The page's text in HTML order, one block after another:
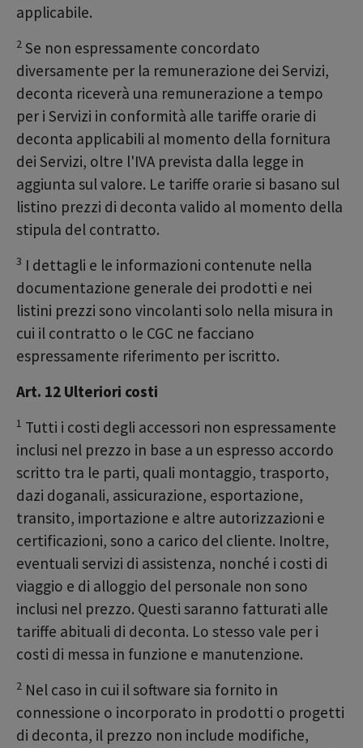
applicabile.
2 Se non espressamente concordato
diversamente per la remunerazione dei Servizi,
deconta riceverà una remunerazione a tempo
per i Servizi in conformità alle tariffe orarie di
deconta applicabili al momento della fornitura
dei Servizi, oltre l'IVA prevista dalla legge in
aggiunta sul valore. Le tariffe orarie si basano sul
listino prezzi di deconta valido al momento della
stipula del contratto.
3 I dettagli e le informazioni contenute nella
documentazione generale dei prodotti e nei
listini prezzi sono vincolanti solo nella misura in
cui il contratto o le CGC ne facciano
espressamente riferimento per iscritto.
Art. 12 Ulteriori costi
1 Tutti i costi degli accessori non espressamente
inclusi nel prezzo in base a un espresso accordo
scritto tra le parti, quali montaggio, trasporto,
dazi doganali, assicurazione, esportazione,
transito, importazione e altre autorizzazioni e
certificazioni, sono a carico del cliente. Inoltre,
eventuali servizi di assistenza, nonché i costi di
viaggio e di alloggio del personale non sono
inclusi nel prezzo. Questi saranno fatturati alle
tariffe abituali di deconta. Lo stesso vale per i
costi di messa in funzione e manutenzione.
2 Nel caso in cui il software sia fornito in
connessione o incorporato in prodotti o progetti
di deconta, il prezzo non include modifiche,